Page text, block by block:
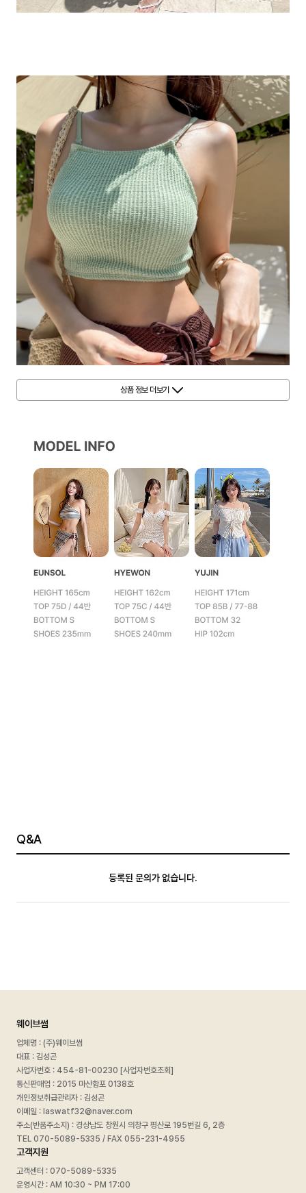
상품 정보 더보기
Q&A
등록된 문의가 없습니다.
웨이브썸
업체명 : (주)웨이브썸
대표 : 김성곤
사업자번호 : 454-81-00230 [사업자번호조회]
통신판매업 : 2015 마산합포 0138호
개인정보취급관리자 : 김성곤
이메일 : laswatf32@naver.com
주소(반품주소지) : 경상남도 창원시 의창구 평산로 195번길 6, 2층
TEL 070-5089-5335 / FAX 055-231-4955
고객지원
고객센터 : 070-5089-5335
운영시간 : AM 10:30 ~ PM 17:00